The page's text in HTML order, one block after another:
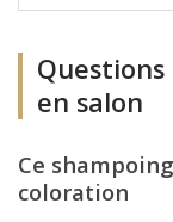
en salon
Ce
coloration